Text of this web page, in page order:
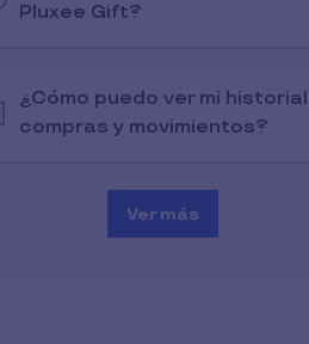
Pluxee Gift?
¿Cómo puedo ver mi
compras y movimientos?
Ver más